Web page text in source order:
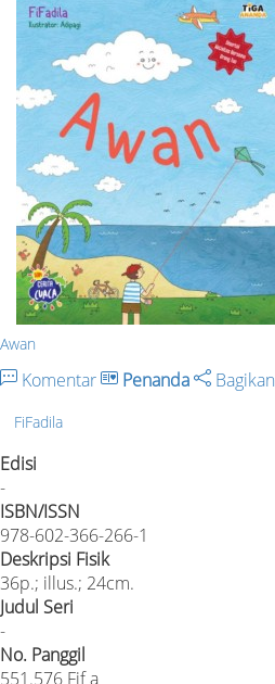
Awan
Komentar Penanda Bagikan
FiFadila
Edisi
-
ISBN/ISSN
978-602-366-266-1
Deskripsi Fisik
36p.; illus.; 24cm.
Judul Seri
-
No. Panggil
551.576 Fif a